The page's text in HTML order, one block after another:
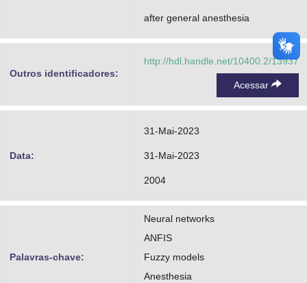
after general anesthesia
Outros identificadores:
http://hdl.handle.net/10400.2/13937
Acessar
Data:
31-Mai-2023
31-Mai-2023
2004
Palavras-chave:
Neural networks
ANFIS
Fuzzy models
Anesthesia